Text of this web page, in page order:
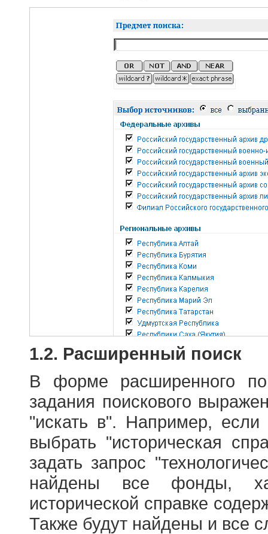
1.2. Расширенный поиск
В форме расширенного
задания поискового
"искать в". Например,
выбрать "историческая
задать запрос
найдены все фонды,
исторической справке
Также будут найдены и все